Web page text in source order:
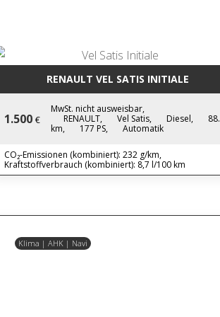
RENAULT VEL SATIS INITIALE
1.500 €
MwSt. nicht ausweisbar,
RENAULT,
Vel Satis, Diesel,
km,
177 PS, Automatik
CO₂-Emissionen (kombiniert): 232 g/km,
Kraftstoffverbrauch (kombiniert): 8,7 l/100 km
Klima | AHK | Navi